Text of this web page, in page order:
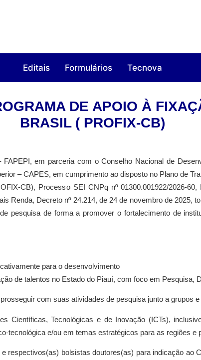
Editais Formulários Tecnova
DE APOIO À
BRASIL ( PROFIX-CB)
em parceria com o Conselho Nacional de
– CAPES, em cumprimento ao disposto no Plano de
CB), Processo SEI CNPq nº 01300.001922/2026-
Renda, Decreto nº 24.214, de 24 de novembro de 2025,
pesquisa de forma a promover o fortalecimento de
para o desenvolvimento
de talentos no Estado do Piauí, com foco em Pesquisa,
com suas atividades de pesquisa junto a grupos
Científicas, Tecnológicas e de Inovação (ICTs),
tecnológica e/ou em temas estratégicos para as regiões e
respectivos(as) bolsistas doutores(as) para indicação ao